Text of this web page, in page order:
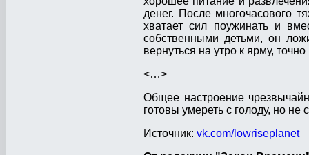
денег. После многочасового
хватает сил поужинать и
собственными детьми, он
вернуться на утро к ярму,
<…>
Общее настроение
готовы умереть с голоду, но не
Источник: vk.com/lowriseplanet